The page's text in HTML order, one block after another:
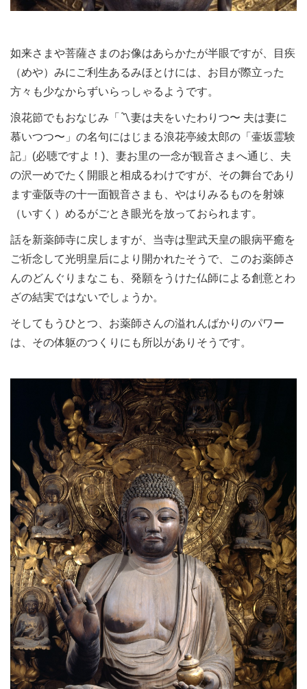
如来さまや菩薩さまのお像はあらかたが半眼ですが、目疾
（めや）みにご利生あるみほとけには、お目が際立った
方々も少なからずいらっしゃるようです。
浪花節でもおなじみ「〽︎妻は夫をいたわりつ〜 夫は妻に
慕いつつ〜」の名句にはじまる浪花亭綾太郎の「壷坂霊験
記」(必聴ですよ！)、妻お里の一念が観音さまへ通じ、夫
の沢一めでたく開眼と相成るわけですが、その舞台であり
ます壷阪寺の十一面観音さまも、やはりみるものを射竦
（いすく）めるがごとき眼光を放っておられます。
話を新薬師寺に戻しますが、当寺は聖武天皇の眼病平癒を
ご祈念して光明皇后により開かれたそうで、このお薬師さ
んのどんぐりまなこも、発願をうけた仏師による創意とわ
ざの結実ではないでしょうか。
そしてもうひとつ、お薬師さんの溢れんばかりのパワー
は、その体躯のつくりにも所以がありそうです。